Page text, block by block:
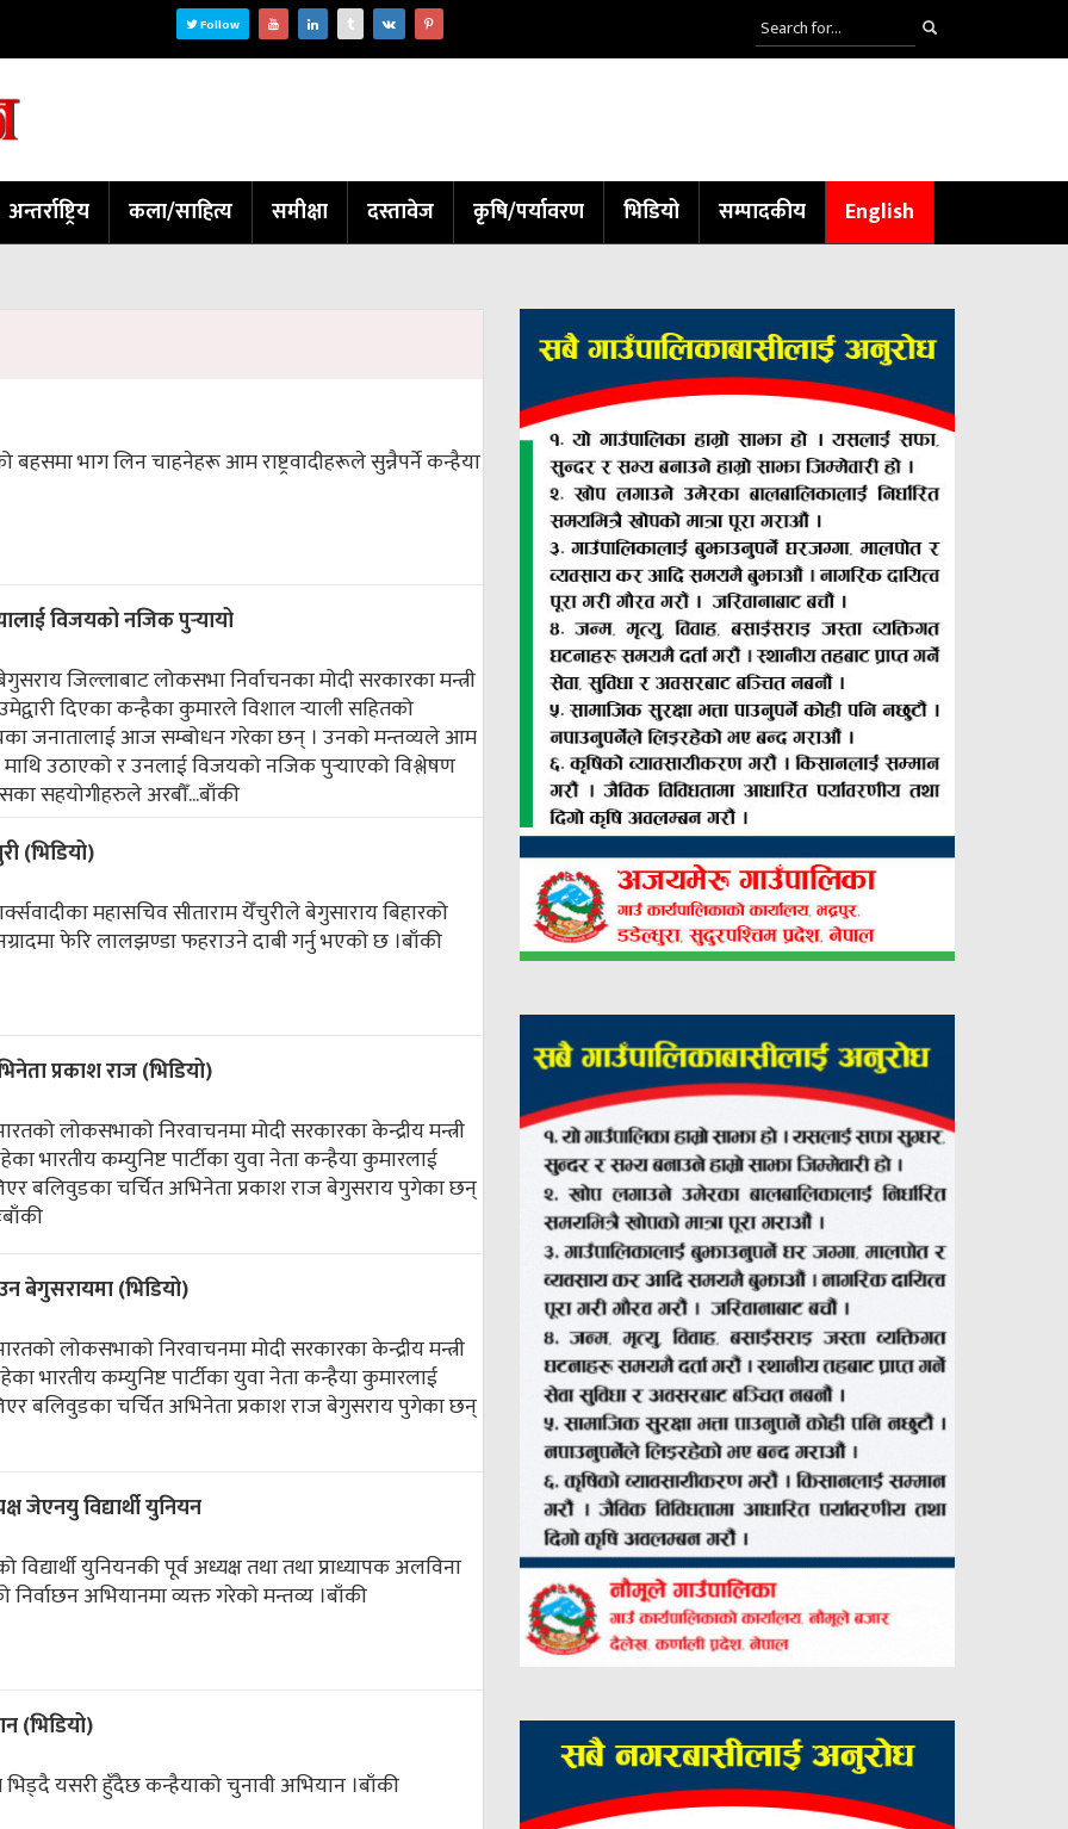
Follow
अन्तर्राष्ट्रिय कला/साहित्य समीक्षा दस्तावेज कृषि/पर्यावरण भिडियो सम्पादकीय English
बहसमा भाग लिन चाहनेहरू आम राष्ट्रवादीहरूले सुन्नैपर्ने कन्हैया
विजयको नजिक पुर्‍यायो
जिल्लाबाट लोकसभा निर्वाचनका मोदी सरकारका मन्त्री
दिएका कन्हैका कुमारले विशाल र्‍याली सहितको
जनातालाई आज सम्बोधन गरेका छन् । उनको मन्तव्यले आम
माथि उठाएको र उनलाई विजयको नजिक पुर्‍याएको विश्लेषण
सहयोगीहरुले अरबौँ...बाँकी
(भिडियो)
महासचिव सीताराम येँचुरीले बेगुसाराय बिहारको
फेरि लालझण्डा फहराउने दाबी गर्नु भएको छ ।बाँकी
प्रकाश राज (भिडियो)
लोकसभाको निरवाचनमा मोदी सरकारका केन्द्रीय मन्त्री
भारतीय कम्युनिष्ट पार्टीका युवा नेता कन्हैया कुमारलाई
बलिवुडका चर्चित अभिनेता प्रकाश राज बेगुसराय पुगेका छन्
बाँकी
बेगुसरायमा (भिडियो)
लोकसभाको निरवाचनमा मोदी सरकारका केन्द्रीय मन्त्री
भारतीय कम्युनिष्ट पार्टीका युवा नेता कन्हैया कुमारलाई
बलिवुडका चर्चित अभिनेता प्रकाश राज बेगुसराय पुगेका छन्
जेएनयु विद्यार्थी युनियन
विद्यार्थी युनियनकी पूर्व अध्यक्ष तथा तथा प्राध्यापक अलविना
अभियानमा व्यक्त गरेको मन्तव्य ।बाँकी
(भिडियो)
यसरी हुँदैछ कन्हैयाको चुनावी अभियान ।बाँकी